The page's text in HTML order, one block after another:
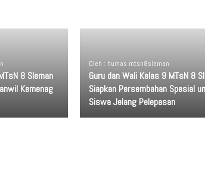
8 Sleman
Kemenag
Oleh : humas mtsn8sleman
Guru dan Wali Kelas 9 MTsN 8
Siapkan Persembahan Spesial
Siswa Jelang Pelepasan